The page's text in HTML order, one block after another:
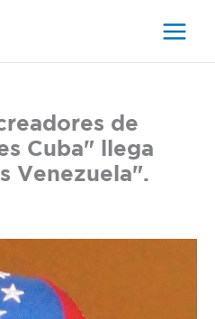
de
Cuba" llega
Venezuela".